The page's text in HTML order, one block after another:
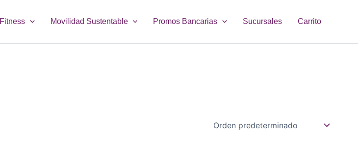
Fitness Movilidad Sustentable Promos Bancarias Sucursales Carrito